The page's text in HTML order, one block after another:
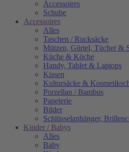
Accessoires
Schuhe
Accessoires
Alles
Taschen / Rucksäcke
Mützen, Gürtel, Tücher &
Küche & Köche
Handy, Tablet & Laptops
Kissen
Kultursäcke &
Porzellan / Bambus
Papeterie
Bilder
Schlüsselanhänger,
Kinder / Babys
Alles
Baby